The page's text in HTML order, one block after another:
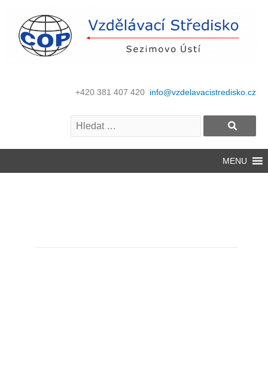
+420 381 407 420 info@vzdelavacistredisko.cz
MENU